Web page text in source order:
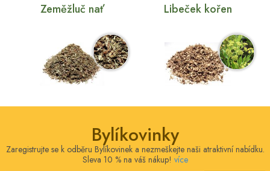
Zeměžluč nať Libeček kořen
Bylíkovinky
Zaregistrujte se k odběru Bylíkovinek a nezmeškejte naši atraktivní nabídku.
Sleva 10 % na váš nákup! více